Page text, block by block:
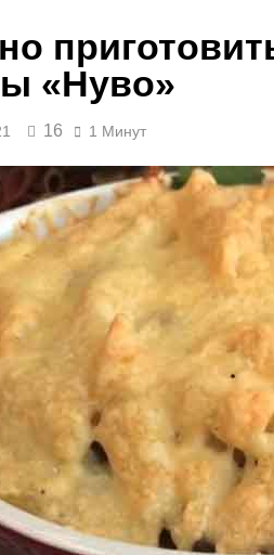
«Нуво»
16 1 Минут